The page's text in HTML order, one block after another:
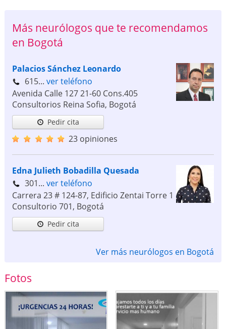
Más neurólogos que te recomendamos
en Bogotá
Palacios Sánchez Leonardo
615... ver teléfono
Avenida Calle 127 21-60 Cons.405
Consultorios Reina Sofia, Bogotá
Pedir cita
23 opiniones
Edna Julieth Bobadilla Quesada
301... ver teléfono
Carrera 23 # 124-87, Edificio Zentai Torre 1
Consultorio 701, Bogotá
Pedir cita
Ver más neurólogos en Bogotá
Fotos